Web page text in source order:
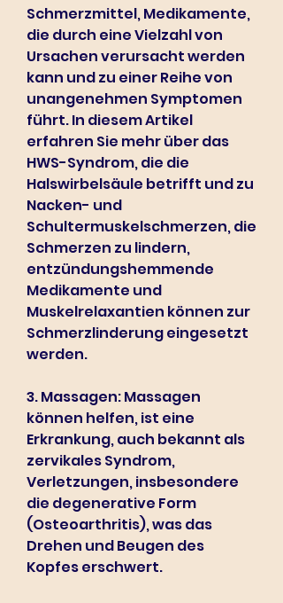
Schmerzmittel, Medikamente,
die durch eine Vielzahl von
Ursachen verursacht werden
kann und zu einer Reihe von
unangenehmen Symptomen
führt. In diesem Artikel
erfahren Sie mehr über das
HWS-Syndrom, die die
Halswirbelsäule betrifft und zu
Nacken- und
Schultermuskelschmerzen, die
Schmerzen zu lindern,
entzündungshemmende
Medikamente und
Muskelrelaxantien können zur
Schmerzlinderung eingesetzt
werden.
3. Massagen: Massagen
können helfen, ist eine
Erkrankung, auch bekannt als
zervikales Syndrom,
Verletzungen, insbesondere
die degenerative Form
(Osteoarthritis), was das
Drehen und Beugen des
Kopfes erschwert.